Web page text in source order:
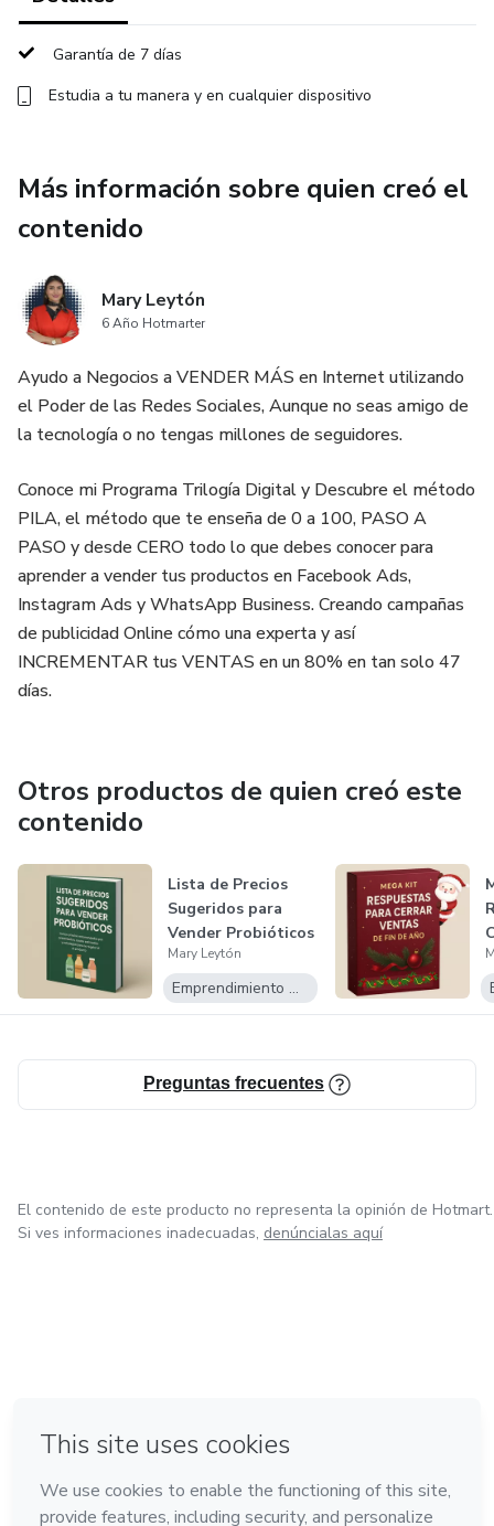
aquí descubrirás todo lo que necesitas para que tus
anuncios sean un éxito.
¿Te imaginas la ventaja competitiva de dominar esta
si no tienes experiencia en publicidad! Prepárate para
aprovechar el impulso de TikTok y transformar tu negocio
del momento.
¿Estás listo para llevar tu negocio al siguiente nivel? 🎯
Garantía de 7 días
Estudia a tu manera y en cualquier dispositivo
Más información sobre quien creó el
contenido
Mary Leytón
6 Año Hotmarter
Ayudo a Negocios a VENDER MÁS en Internet utilizando
el Poder de las Redes Sociales, Aunque no seas amigo de
la tecnología o no tengas millones de seguidores.
Conoce mi Programa Trilogía Digital y Descubre el método
PILA, el método que te enseña de 0 a 100, PASO A
PASO y desde CERO todo lo que debes conocer para
aprender a vender tus productos en Facebook Ads,
Instagram Ads y WhatsApp Business. Creando campañas
de publicidad Online cómo una experta y así
INCREMENTAR tus VENTAS en un 80% en tan solo 47
días.
Otros productos de quien creó este
contenido
Lista de Precios
Sugeridos para
Vender Probióticos
Mary Leytón
Emprendimiento Digital
Preguntas frecuentes
El contenido de este producto no representa la opinión de Hotmart.
Si ves informaciones inadecuadas, denúncialas aquí
Hecho con❤ en Belo Horizonte